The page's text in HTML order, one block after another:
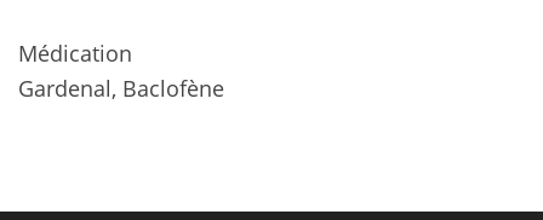
Médication
Gardenal, Baclofène